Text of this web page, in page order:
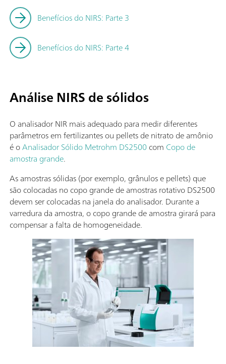
Benefícios do NIRS: Parte 3
Benefícios do NIRS: Parte 4
Análise NIRS de sólidos
O analisador NIR mais adequado para medir diferentes
parâmetros em fertilizantes ou pellets de nitrato de amônio
é oAnalisador Sólido Metrohm DS2500com Copo de
amostra grande.
As amostras sólidas (por exemplo, grânulos e pellets) que
são colocadas no copo grande de amostras rotativo DS2500
devem ser colocadas na janela do analisador. Durante a
varredura da amostra, o copo grande de amostra girará para
compensar a falta de homogeneidade.